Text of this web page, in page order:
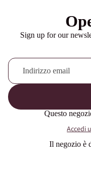
Sign up for our
Questo
Accedi
Il negozio è